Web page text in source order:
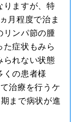
りますが、特
月程度で治ま
リンパ節の腫
た症状もみら
られない状態
くの患者様
治療を行うケ
まで病状が進